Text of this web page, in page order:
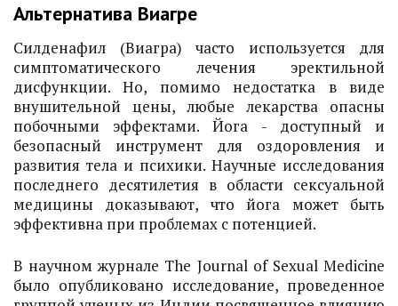
Альтернатива Виагре
Силденафил (Виагра) часто используется для
симптоматического лечения эректильной
дисфункции. Но, помимо недостатка в виде
внушительной цены, любые лекарства опасны
побочными эффектами. Йога - доступный и
безопасный инструмент для оздоровления и
развития тела и психики. Научные исследования
последнего десятилетия в области сексуальной
медицины доказывают, что йога может быть
эффективна при проблемах с потенцией.
В научном журнале The Journal of Sexual Medicine
было опубликовано исследование, проведенное